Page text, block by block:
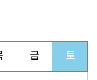
금 토